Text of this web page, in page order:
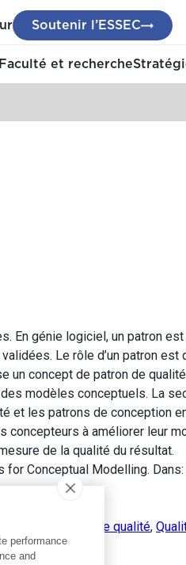
Soutenir l’ESSEC
Faculté et recherche
En génie logiciel, un patron est
Le rôle d’un patron est
un concept de patron de
modèles conceptuels. La
et les patrons de conception
concepteurs à améliorer leur
de la qualité du résultat.
for Conceptual Modelling. Dans:
Patron de qualité,
performance
and